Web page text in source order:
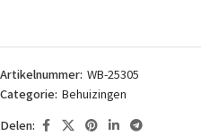
Artikelnummer: WB-25305
Categorie: Behuizingen
Delen: